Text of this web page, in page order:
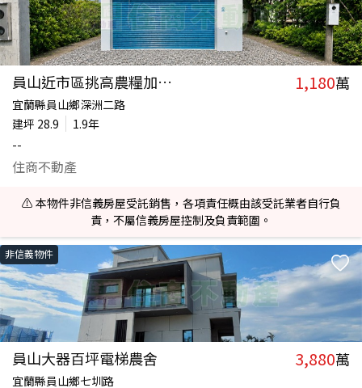
員山近市區挑高農糧加工室 1,180萬
宜蘭縣員山鄉深洲二路
建坪 28.9
1.9年
--
住商不動產
⚠️ 本物件非信義房屋受託銷售，各項責任概由該受託業者自行負
責，不屬信義房屋控制及負責範圍。
非信義物件
員山大器百坪電梯農舍 3,880萬
宜蘭縣員山鄉七圳路